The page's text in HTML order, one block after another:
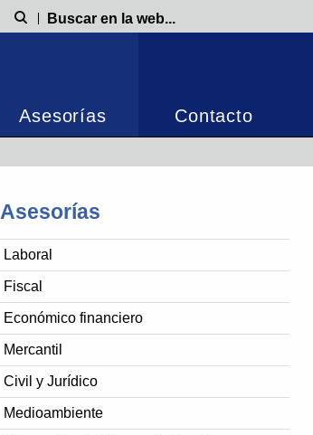
Búsqueda
Asesorías Contacto
Asesorías
Laboral
Fiscal
Económico financiero
Mercantil
Civil y Jurídico
Medioambiente